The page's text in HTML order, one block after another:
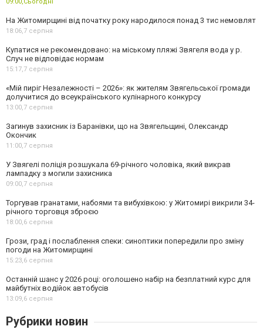
На Житомирщині від початку року народилося понад 3 тис немовлят
18:06, 7 серпня
Купатися не рекомендовано: на міському пляжі Звягеля вода у р.
Случ не відповідає нормам
15:17, 7 серпня
«Мій пиріг Незалежності – 2026»: як жителям Звягельської громади
долучитися до всеукраїнського кулінарного конкурсу
13:00, 7 серпня
Загинув захисник із Баранівки, що на Звягельщині, Олександр
Окончик
11:00, 7 серпня
У Звягелі поліція розшукала 69-річного чоловіка, який викрав
лампадку з могили захисника
09:00, 7 серпня
Торгував гранатами, набоями та вибухівкою: у Житомирі викрили 34-
річного торговця зброєю
18:00, 6 серпня
Грози, град і послаблення спеки: синоптики попередили про зміну
погоди на Житомирщині
15:23, 6 серпня
Останній шанс у 2026 році: оголошено набір на безплатний курс для
майбутніх водійок автобусів
13:09, 6 серпня
Рубрики новин